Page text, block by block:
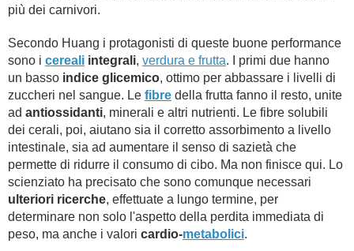
più dei carnivori.
Secondo Huang i protagonisti di queste buone performance
sono i cereali integrali, verdura e frutta. I primi due hanno
un basso indice glicemico, ottimo per abbassare i livelli di
zuccheri nel sangue. Le fibre della frutta fanno il resto, unite
ad antiossidanti, minerali e altri nutrienti. Le fibre solubili
dei cerali, poi, aiutano sia il corretto assorbimento a livello
intestinale, sia ad aumentare il senso di sazietà che
permette di ridurre il consumo di cibo. Ma non finisce qui. Lo
scienziato ha precisato che sono comunque necessari
ulteriori ricerche, effettuate a lungo termine, per
determinare non solo l'aspetto della perdita immediata di
peso, ma anche i valori cardio-metabolici.